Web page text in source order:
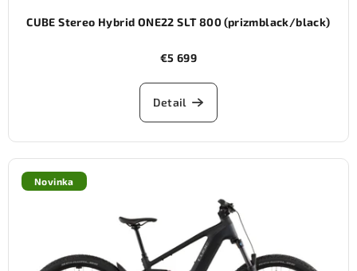
CUBE Stereo Hybrid ONE22 SLT 800 (prizmblack/black)
€5 699
Detail
Novinka